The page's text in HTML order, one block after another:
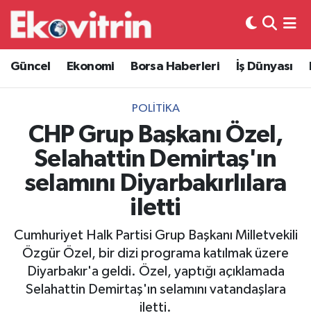
Güncel Ekonomi Borsa Haberleri İş Dünyası
POLITIKA
CHP Grup Başkanı Özel,
Selahattin Demirtaş'ın
selamını Diyarbakırlılara
iletti
Cumhuriyet Halk Partisi Grup Başkanı Milletvekili
Özgür Özel, bir dizi programa katılmak üzere
Diyarbakır'a geldi. Özel, yaptığı açıklamada
Selahattin Demirtaş'ın selamını vatandaşlara
iletti.
Güncel
Ekonomi
Borsa Haberleri
İş Dünyası
Lojistik
Otovitrin
Asayiş
Hava Durumu
Trafik Durumu
Süper Lig Puan Durumu ve Fikstür
Tüm Manşetler
Son Dakika Haberleri
Haber Arşivi